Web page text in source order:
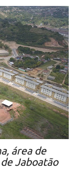
área de
Jaboatão